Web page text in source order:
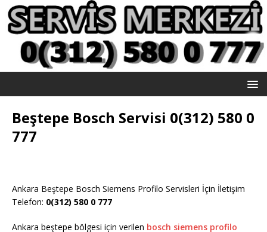
Beştepe Bosch Servisi 0(312) 580 0
777
Ankara Beştepe Bosch Siemens Profilo Servisleri İçin İletişim
Telefon: 0(312) 580 0 777
Ankara beştepe bölgesi için verilen bosch siemens profilo